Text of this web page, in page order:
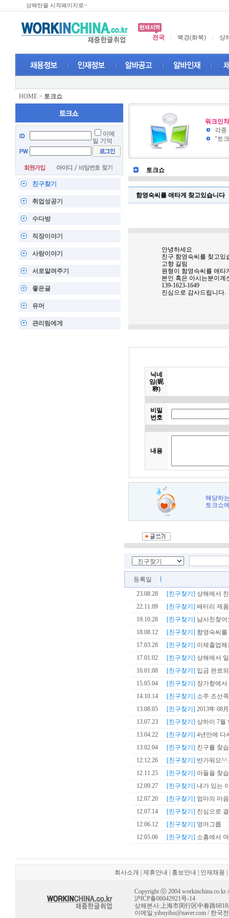
상해탄을 시작페이지로~
전국 북경(화북) 상
HOME > 토크쇼
이메
일 기억
친구찾기
취업성공기
수다방
직장이야기
사랑이야기
서로알려주기
좋은글
유머
관리팀에게
워크인
각종
"토
토크쇼
함영숙씨를 애타게 찾고있습니다
안녕하세요
친구 함영숙씨를 찾고있
고향 길림
원형이 함영슥씨를 애타
본인 혹은 아시는분이계
139-1623-1649
진심으로 감사드립니다.
닉네
임(昵
称)
비밀
번호
내용
해당하
토크쇼
등록일
23.08.28
[친구찾기] 상해에서
22.11.09
[친구찾기] 배터리 제
19.10.28
[친구찾기] 남사친찾어
18.08.12
[친구찾기] 함영숙씨
17.03.28
[친구찾기] 이제졸업해
17.01.02
[친구찾기] 상해에서
16.01.08
[친구찾기] 입금 완료
15.05.04
[친구찾기] 장가항에
14.10.14
[친구찾기] 소주 조선
13.08.05
[친구찾기] 2013年 08
13.07.23
[친구찾기] 상하이 7월
13.04.22
[친구찾기] 4년만에 다
13.02.04
[친구찾기] 친구를 찾
12.12.26
[친구찾기] 반가워요
12.11.25
[친구찾기] 아들을 찾
12.09.27
[친구찾기] 내가 있는
12.07.20
[친구찾기] 엄마의 마음
12.07.14
[친구찾기] 진심으로
12.06.12
[친구찾기] 영어그릅
12.05.06
[친구찾기] 소흥에서
회사소개 제휴안내 홍보안내 인재채용
Copyright ⓒ 2004 workinchina.co.kr
沪ICP备06042921号-14
상해본사:上海市闵行区中春路6818
이메일:yibuyibu@naver.com/ 한국전